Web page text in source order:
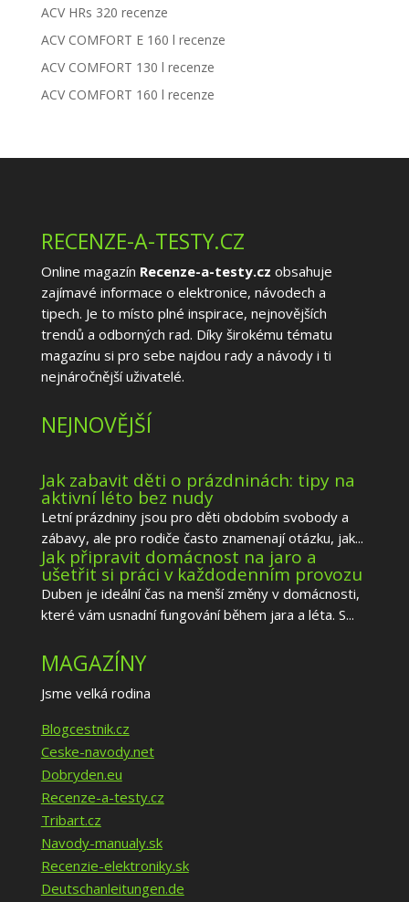
ACV HRs 320 recenze
ACV COMFORT E 160 l recenze
ACV COMFORT 130 l recenze
ACV COMFORT 160 l recenze
RECENZE-A-TESTY.CZ
Online magazín Recenze-a-testy.cz obsahuje
zajímavé informace o elektronice, návodech a
tipech. Je to místo plné inspirace, nejnovějších
trendů a odborných rad. Díky širokému tématu
magazínu si pro sebe najdou rady a návody i ti
nejnáročnější uživatelé.
NEJNOVĚJŠÍ
Jak zabavit děti o prázdninách: tipy na
aktivní léto bez nudy
Letní prázdniny jsou pro děti obdobím svobody a
zábavy, ale pro rodiče často znamenají otázku, jak...
Jak připravit domácnost na jaro a
ušetřit si práci v každodenním provozu
Duben je ideální čas na menší změny v domácnosti,
které vám usnadní fungování během jara a léta. S...
MAGAZÍNY
Jsme velká rodina
Blogcestnik.cz
Ceske-navody.net
Dobryden.eu
Recenze-a-testy.cz
Tribart.cz
Navody-manualy.sk
Recenzie-elektroniky.sk
Deutschanleitungen.de